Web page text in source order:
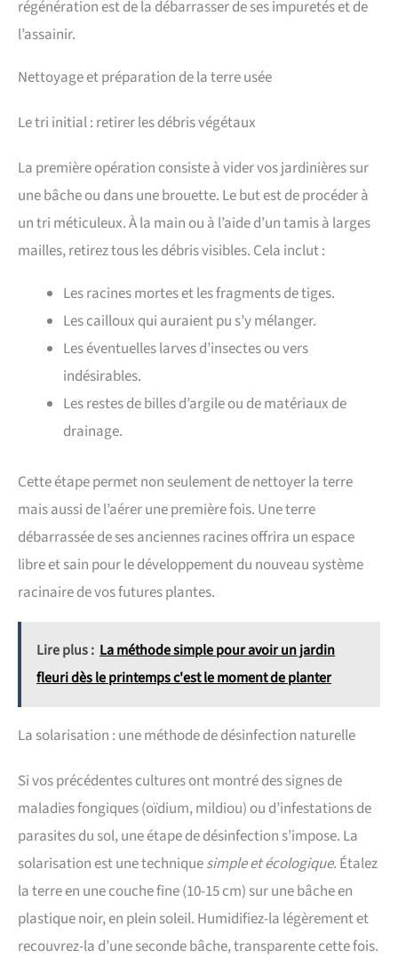
régénération est de la débarrasser de ses impuretés et de
l’assainir.
Nettoyage et préparation de la terre usée
Le tri initial : retirer les débris végétaux
La première opération consiste à vider vos jardinières sur
une bâche ou dans une brouette. Le but est de procéder à
un tri méticuleux. À la main ou à l’aide d’un tamis à larges
mailles, retirez tous les débris visibles. Cela inclut :
Les racines mortes et les fragments de tiges.
Les cailloux qui auraient pu s’y mélanger.
Les éventuelles larves d’insectes ou vers
indésirables.
Les restes de billes d’argile ou de matériaux de
drainage.
Cette étape permet non seulement de nettoyer la terre
mais aussi de l’aérer une première fois. Une terre
débarrassée de ses anciennes racines offrira un espace
libre et sain pour le développement du nouveau système
racinaire de vos futures plantes.
Lire plus : La méthode simple pour avoir un jardin
fleuri dès le printemps c'est le moment de planter
La solarisation : une méthode de désinfection naturelle
Si vos précédentes cultures ont montré des signes de
maladies fongiques (oïdium, mildiou) ou d’infestations de
parasites du sol, une étape de désinfection s’impose. La
solarisation est une techniquesimple et écologique. Étalez
la terre en une couche fine (10-15 cm) sur une bâche en
plastique noir, en plein soleil. Humidifiez-la légèrement et
recouvrez-la d’une seconde bâche, transparente cette fois.